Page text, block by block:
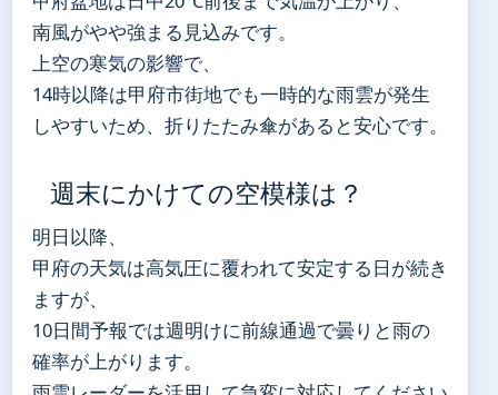
南風がやや強まる見込みです。
上空の寒気の影響で、
14時以降は甲府市街地でも一時的な雨雲が発生
しやすいため、折りたたみ傘があると安心です。
週末にかけての空模様は？
明日以降、
甲府の天気は高気圧に覆われて安定する日が続き
ますが、
10日間予報では週明けに前線通過で曇りと雨の
確率が上がります。